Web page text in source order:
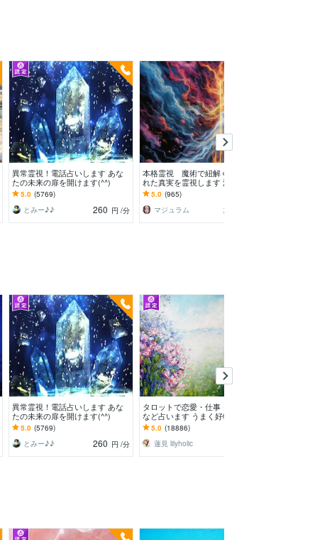
異常霊視！電話占いします あな
たの未来の扉を開けます(^^)
5.0 (5769)
とみー♪♪
260 円 /分
本格霊視 魔術で紐解く運命。隠
れた真実を霊視します 漠然とし
た不安、人間関係、前世、因縁、
その原因を解明します
5.0 (965)
マジュラム
220
異常霊視！電話占いします あな
たの未来の扉を開けます(^^)
5.0 (5769)
とみー♪♪
260 円 /分
タロットで恋愛・仕事・潜在意識
など占います うまく好転するよ
うアドバイスします✧*̣̩⋆̩☽⋆゜
5.0 (18886)
蓮見 lilyholic